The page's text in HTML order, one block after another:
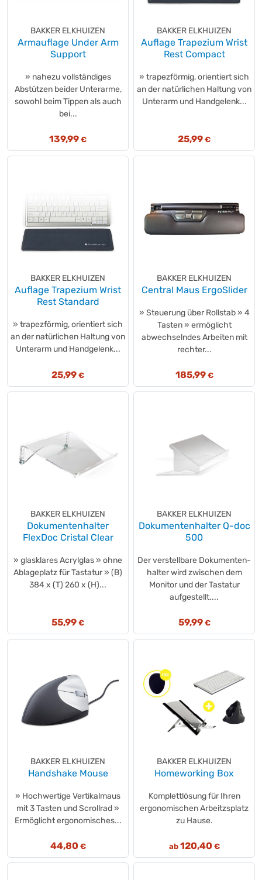
DYMO®(+15)
(+4)
Energizer®(+72)
Epson(+3)
ErgoTrading(+9)
FRANKEN(+15)
FRITZ!(+2)
G&G
GBC®(+85)
Geramöbel(+1)
Goobay®(+28)
Hama (+90)
Hammerbacher (+5)
HERMA(+1)
(+95)
ibico® (+2)
IDEAL (+45)
Kensington(+46)
Kioxia(+2)
Läufer(+1)
LAPP(+15)
Legamaster(+36)
LEITZ IQ(+2)
(+3)
LEO®(+1)
LogiLink(+2)
Logitech (+32)
magnetoplan®(+25)
Makita®(+7)
Microsoft(+1)
NETGEAR(+2)
Neutralware
NewStar(+1)
Nilfisk(+2)
BAKKER ELKHUIZEN
Armauflage Under Arm
Support
» nahezu vollständiges
Abstützen beider Unterarme,
sowohl beim Tippen als auch
bei...
139,99 €
BAKKER ELKHUIZEN
Auflage Trapezium Wrist
Rest Compact
» trapezförmig, orientiert sich
an der natürlichen Haltung von
Unterarm und Handgelenk...
25,99 €
BAKKER ELKHUIZEN
Auflage Trapezium Wrist
Rest Standard
» trapezförmig, orientiert sich
an der natürlichen Haltung von
Unterarm und Handgelenk...
25,99 €
BAKKER ELKHUIZEN
Central Maus ErgoSlider
» Steuerung über Rollstab » 4
Tasten » ermöglicht
abwechselndes Arbeiten mit
rechter...
185,99€
BAKKER ELKHUIZEN
Dokumentenhalter
FlexDoc Cristal Clear
» glasklares Acrylglas » ohne
Ablageplatz für Tastatur » (B)
384 x (T) 260 x (H)...
55,99 €
BAKKER ELKHUIZEN
Dokumentenhalter Q-doc
500
Der verstellbare Dokumenten-
halter wird zwischen dem
Monitor und der Tastatur
aufgestellt....
59,99€
BAKKER ELKHUIZEN
Handshake Mouse
» Hochwertige Vertikalmaus
mit 3 Tasten und Scrollrad »
Ermöglicht ergonomisches...
44,80 €
BAKKER ELKHUIZEN
Homeworking Box
Komplettlösung für Ihren
ergonomischen Arbeitzsplatz
zu Hause.
ab 120,40 €